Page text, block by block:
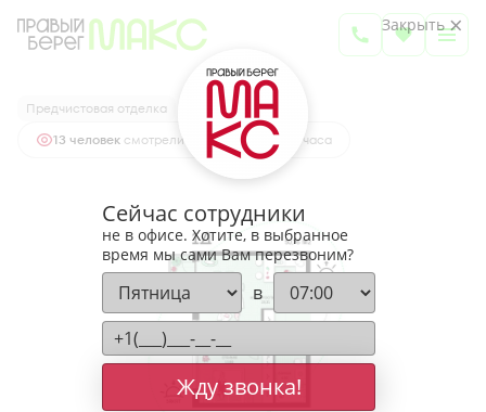
1-комнатная50.76 м2
6 650 017 руб.
Ипотекаот 21 925 руб.
Предчистовая отделка
13 человек смотрели эту квартиру за 24 часа
Закрыть
Сейчас сотрудники
не в офисе. Хотите, в выбранное
время мы сами Вам перезвоним?
в
Жду звонка!